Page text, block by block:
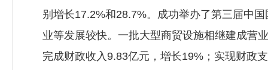
别增长17.2%和28.7%。成功举办了第三届中
业等发展较快。一批大型商贸设施相继建成
完成财政收入9.83亿元，增长19%；实现财政